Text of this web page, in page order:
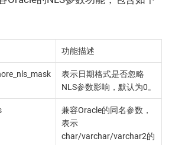
功能描述
表示日期格式是否忽略
NLS参数影响，默认为0。
兼容Oracle的同名参数，
表示
char/varchar/varchar2的